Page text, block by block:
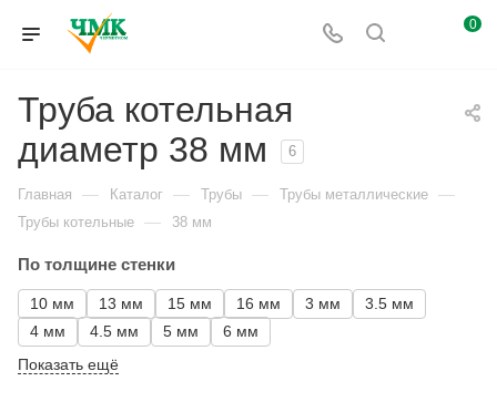
0
Труба котельная
диаметр 38 мм
6
Главная — Каталог — Трубы — Трубы металлические —
Трубы котельные — 38 мм
По толщине стенки
10 мм 13 мм 15 мм 16 мм 3 мм
3.5 мм
4 мм
4.5 мм 5 мм
6 мм
Показать ещё